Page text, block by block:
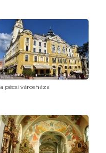
a pécsi városháza